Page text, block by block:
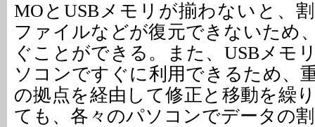
MOとUSBメモリが揃わないと、
ファイルなどが復元できないため
ぐことができる。また、USBメモ
ソコンですぐに利用できるため、
の拠点を経由して修正と移動を繰
ても、各々のパソコンでデータの